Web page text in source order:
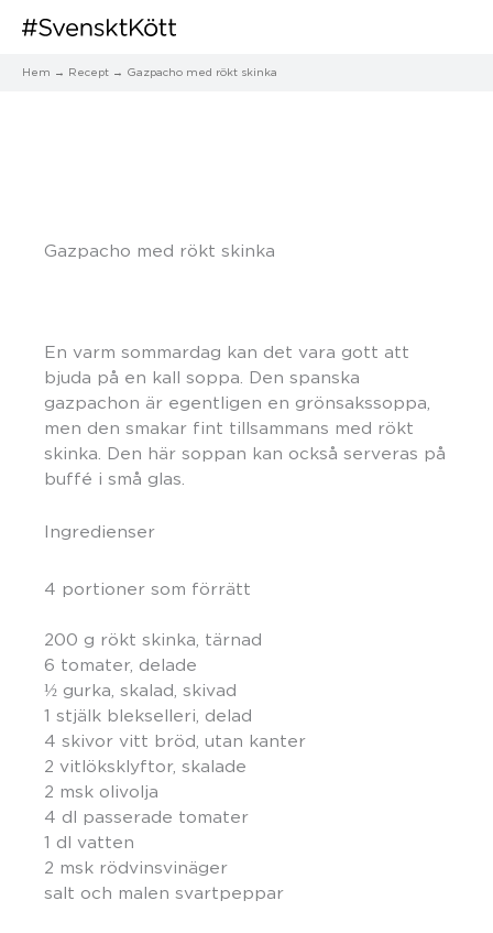
Hem Recept Gazpacho med rökt skinka
Gazpacho med rökt skinka
En varm sommardag kan det vara gott att
bjuda på en kall soppa. Den spanska
gazpachon är egentligen en grönsakssoppa,
men den smakar fint tillsammans med rökt
skinka. Den här soppan kan också serveras på
buffé i små glas.
Ingredienser
4 portioner som förrätt
200 g rökt skinka, tärnad
6 tomater, delade
½ gurka, skalad, skivad
1 stjälk blekselleri, delad
4 skivor vitt bröd, utan kanter
2 vitlöksklyftor, skalade
2 msk olivolja
4 dl passerade tomater
1 dl vatten
2 msk rödvinsvinäger
salt och malen svartpeppar